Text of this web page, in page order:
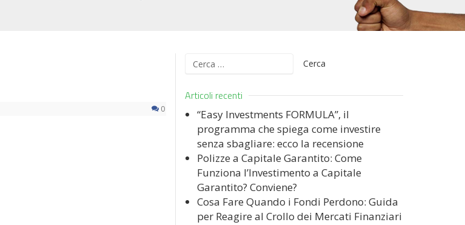
0
Ricerca
Articoli recenti
“Easy Investments FORMULA”, il
programma che spiega come investire
senza sbagliare: ecco la recensione
Polizze a Capitale Garantito: Come
Funziona l’Investimento a Capitale
Garantito? Conviene?
Cosa Fare Quando i Fondi Perdono: Guida
per Reagire al Crollo dei Mercati Finanziari